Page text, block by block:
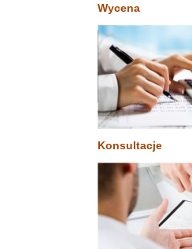
Wycena
Konsultacje